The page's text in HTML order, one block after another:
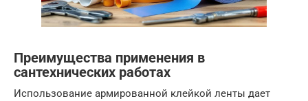
Преимущества применения в
сантехнических работах
Использование армированной клейкой ленты дает